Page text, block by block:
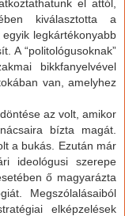
el attól,
kiválasztotta a
legkártékonyabb
A “politológusoknak”
bikkfanyelvével
van, amelyhez
az volt, amikor
bízta magát.
a bukás. Ezután már
ideológusi szerepe
ő magyarázta
Megszólalásaiból
elképzelések